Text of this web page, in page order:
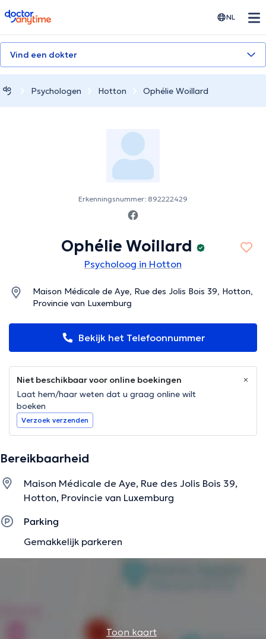
doctoranytime NL
Vind een dokter
Psychologen Hotton Ophélie Woillard
Erkenningsnummer: 892222429
Ophélie Woillard
Psycholoog in Hotton
Maison Médicale de Aye, Rue des Jolis Bois 39, Hotton,
Provincie van Luxemburg
Bekijk het Telefoonnummer
Niet beschikbaar voor online boekingen
Laat hem/haar weten dat u graag online wilt
boeken
Verzoek verzenden
Bereikbaarheid
Maison Médicale de Aye, Rue des Jolis Bois 39,
Hotton, Provincie van Luxemburg
Parking
Gemakkelijk parkeren
Toon kaart